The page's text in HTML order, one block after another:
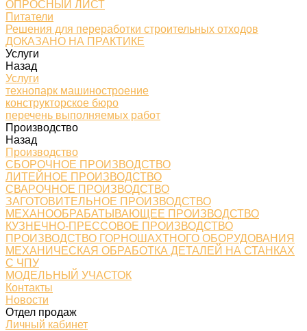
ОПРОСНЫЙ ЛИСТ
Питатели
Решения для переработки строительных отходов
ДОКАЗАНО НА ПРАКТИКЕ
Услуги
Назад
Услуги
технопарк машиностроение
конструкторское бюро
перечень выполняемых работ
Производство
Назад
Производство
СБОРОЧНОЕ ПРОИЗВОДСТВО
ЛИТЕЙНОЕ ПРОИЗВОДСТВО
СВАРОЧНОЕ ПРОИЗВОДСТВО
ЗАГОТОВИТЕЛЬНОЕ ПРОИЗВОДСТВО
МЕХАНООБРАБАТЫВАЮЩЕЕ ПРОИЗВОДСТВО
КУЗНЕЧНО-ПРЕССОВОЕ ПРОИЗВОДСТВО
ПРОИЗВОДСТВО ГОРНОШАХТНОГО ОБОРУДОВАНИЯ
МЕХАНИЧЕСКАЯ ОБРАБОТКА ДЕТАЛЕЙ НА СТАНКАХ
С ЧПУ
МОДЕЛЬНЫЙ УЧАСТОК
Контакты
Новости
Отдел продаж
Личный кабинет